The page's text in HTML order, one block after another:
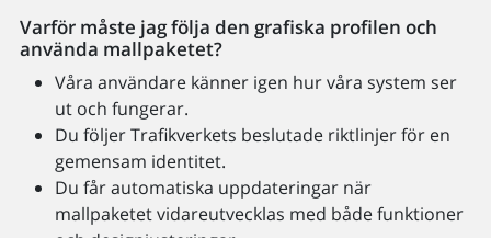
Varför måste jag följa den grafiska profilen och
använda mallpaketet?
Våra användare känner igen hur våra system ser
ut och fungerar.
Du följer Trafikverkets beslutade riktlinjer för en
gemensam identitet.
Du får automatiska uppdateringar när
mallpaketet vidareutvecklas med både funktioner